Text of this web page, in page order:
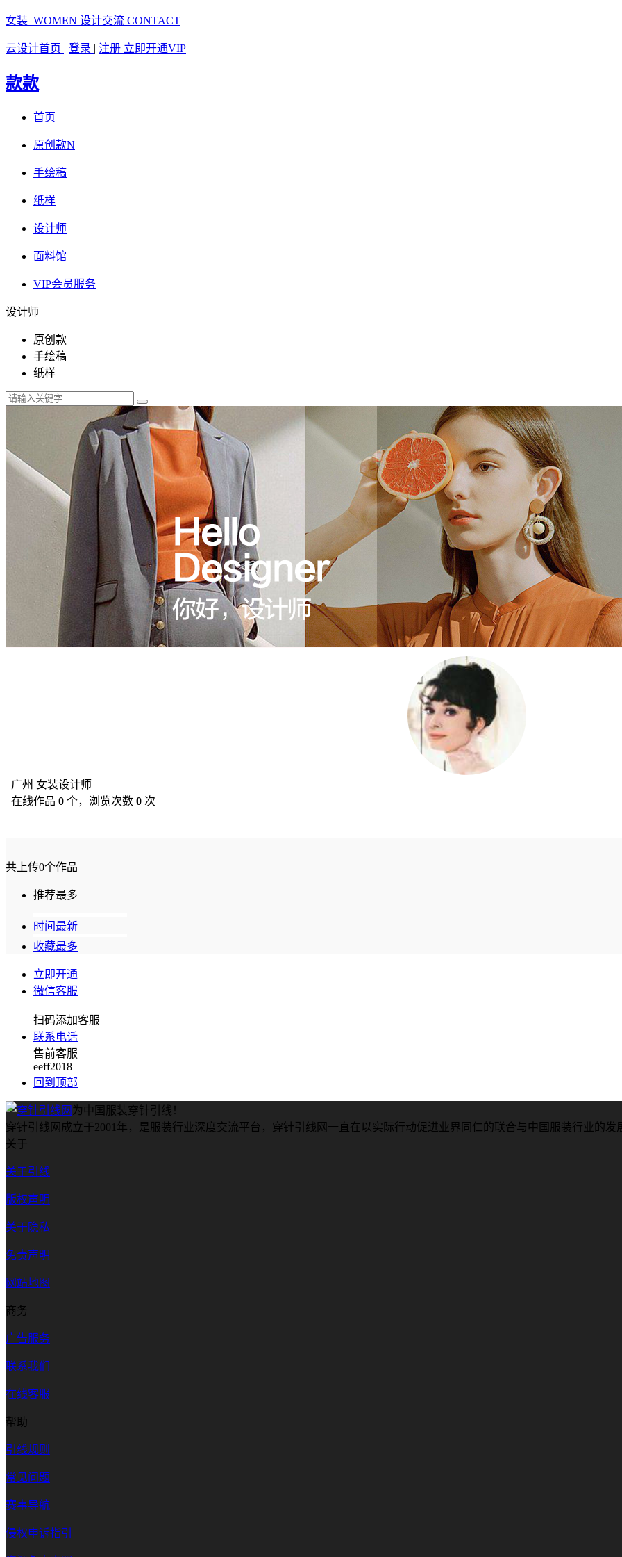
女装 WOMEN 设计交流 CONTACT
云设计首页 | 登录 | 注册 立即开通VIP
款款
首页
原创款N
手绘稿
纸样
设计师
面料馆
VIP会员服务
设计师
原创款
手绘稿
纸样
广州 女装设计师
在线作品 0 个，浏览次数 0 次
共上传0个作品
推荐最多
时间最新
收藏最多
立即开通
微信客服
扫码添加客服
联系电话
售前客服
eeff2018
回到顶部
为中国服装穿针引线！
穿针引线网成立于2001年，是服装行业深度交流平台，穿针引线网一直在以实际行动促进业界同仁的联合与中国服装行业的发
关于
关于引线
版权声明
关于隐私
免责声明
网站地图
商务
广告服务
联系我们
在线客服
帮助
引线规则
常见问题
赛事导航
侵权申诉指引